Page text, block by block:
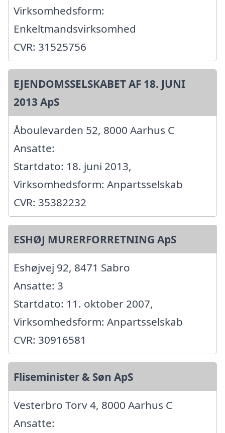
Virksomhedsform:
Enkeltmandsvirksomhed
CVR: 31525756
EJENDOMSSELSKABET AF 18. JUNI
2013 ApS
Åboulevarden 52, 8000 Aarhus C
Ansatte:
Startdato: 18. juni 2013,
Virksomhedsform: Anpartsselskab
CVR: 35382232
ESHØJ MURERFORRETNING ApS
Eshøjvej 92, 8471 Sabro
Ansatte: 3
Startdato: 11. oktober 2007,
Virksomhedsform: Anpartsselskab
CVR: 30916581
Fliseminister & Søn ApS
Vesterbro Torv 4, 8000 Aarhus C
Ansatte: